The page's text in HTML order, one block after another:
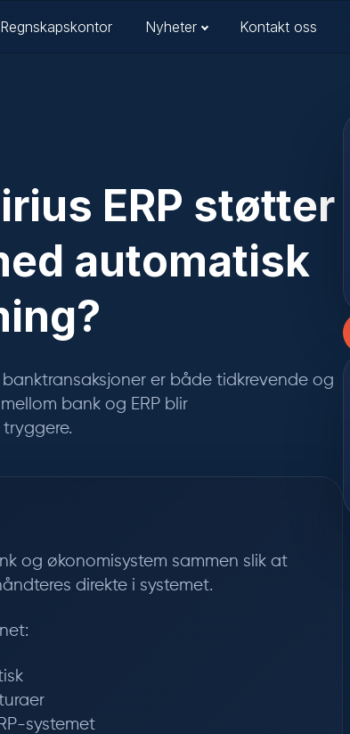
Regnskapskontor Nyheter Kontakt oss
ERP støtter
automatisk
er både tidkrevende og
bank og ERP blir
og økonomisystem sammen slik at
direkte i systemet.
systemet